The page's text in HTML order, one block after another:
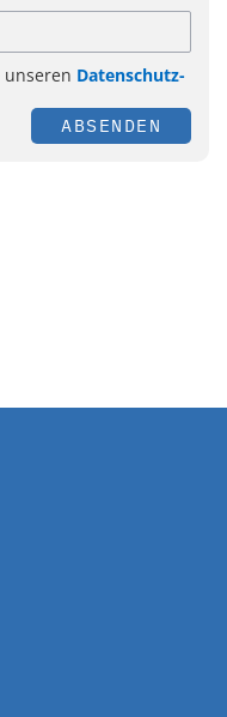
Datenschutz-
ABSENDEN